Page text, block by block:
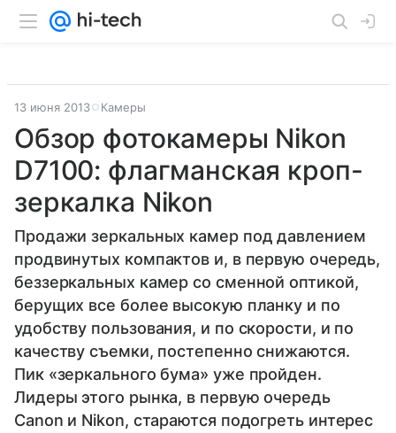
13 июня 2013 Камеры
Обзор фотокамеры Nikon
D7100: флагманская кроп-
зеркалка Nikon
Продажи зеркальных камер под давлением
продвинутых компактов и, в первую очередь,
беззеркальных камер со сменной оптикой,
берущих все более высокую планку и по
удобству пользования, и по скорости, и по
качеству съемки, постепенно снижаются.
Пик «зеркального бума» уже пройден.
Лидеры этого рынка, в первую очередь
Canon и Nikon, стараются подогреть интерес